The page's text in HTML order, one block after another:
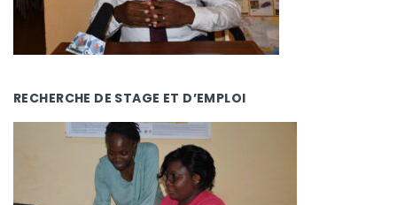
RECHERCHE DE STAGE ET D’EMPLOI